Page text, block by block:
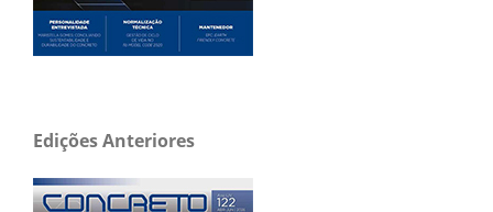
Edições Anteriores